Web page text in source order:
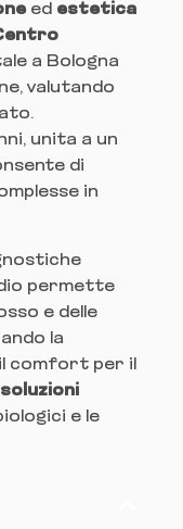
ed estetica
a Bologna
valutando
unita a un
di
in
permette
e delle
la
comfort per il
soluzioni
e le